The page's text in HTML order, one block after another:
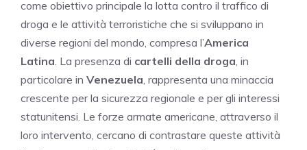
come obiettivo principale la lotta contro il traffico di
droga e le attività terroristiche che si sviluppano in
diverse regioni del mondo, compresa l’America
Latina. La presenza di cartelli della droga, in
particolare in Venezuela, rappresenta una minaccia
crescente per la sicurezza regionale e per gli interessi
statunitensi. Le forze armate americane, attraverso il
loro intervento, cercano di contrastare queste attività